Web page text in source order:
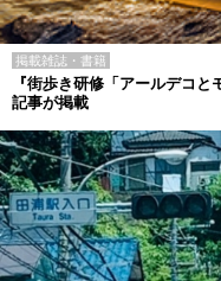
掲載雑誌・書籍
『街歩き研修「アールデコ
記事が掲載